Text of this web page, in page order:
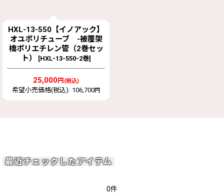
HXL-13-550【イノアック】
オユポリチューブ -被覆架
橋ポリエチレン管（2巻セッ
ト）
[HXL-13-550-2巻]
25,000円 (税込)
希望小売価格(税込) : 106,700円
最近チェックしたアイテム
0件